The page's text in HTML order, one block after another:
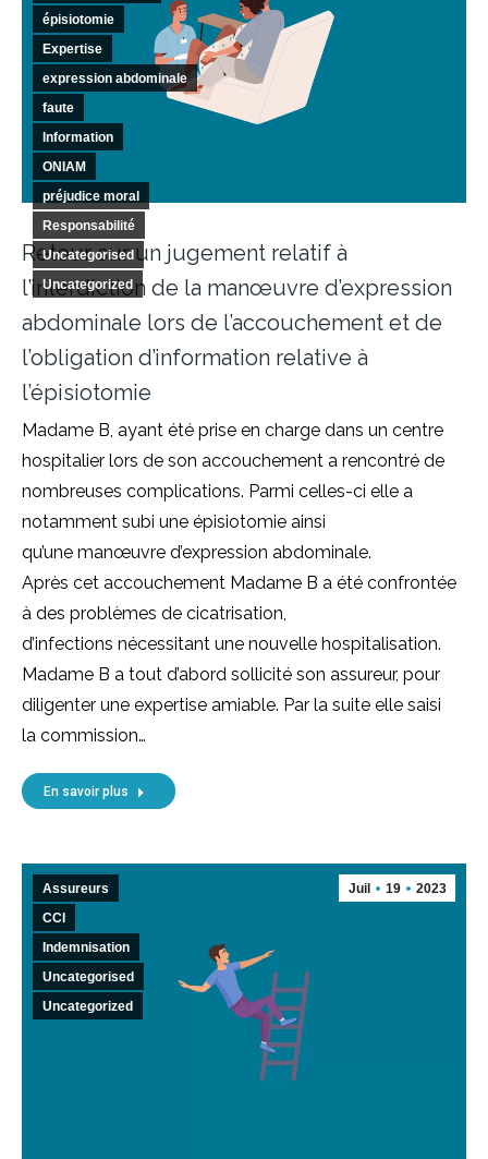
épisiotomie
Expertise
expression abdominale
faute
Information
ONIAM
préjudice moral
Responsabilité
Uncategorised
Uncategorized
Retour sur un jugement relatif à
l’interdiction de la manœuvre d’expression
abdominale lors de l’accouchement et de
l’obligation d’information relative à
l’épisiotomie
Madame B, ayant été prise en charge dans un centre
hospitalier lors de son accouchement a rencontré de
nombreuses complications. Parmi celles-ci elle a
notamment subi une épisiotomie ainsi
qu’une manœuvre d’expression abdominale.
Après cet accouchement Madame B a été confrontée
à des problèmes de cicatrisation,
d’infections nécessitant une nouvelle hospitalisation.
Madame B a tout d’abord sollicité son assureur, pour
diligenter une expertise amiable. Par la suite elle saisi
la commission…
En savoir plus
Juil 19 2023
Assureurs
CCI
Indemnisation
Uncategorised
Uncategorized